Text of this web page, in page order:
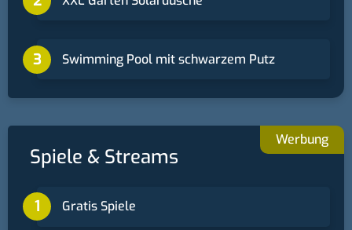
Swimming Pool mit schwarzem Putz
Spiele & Streams
Gratis Spiele